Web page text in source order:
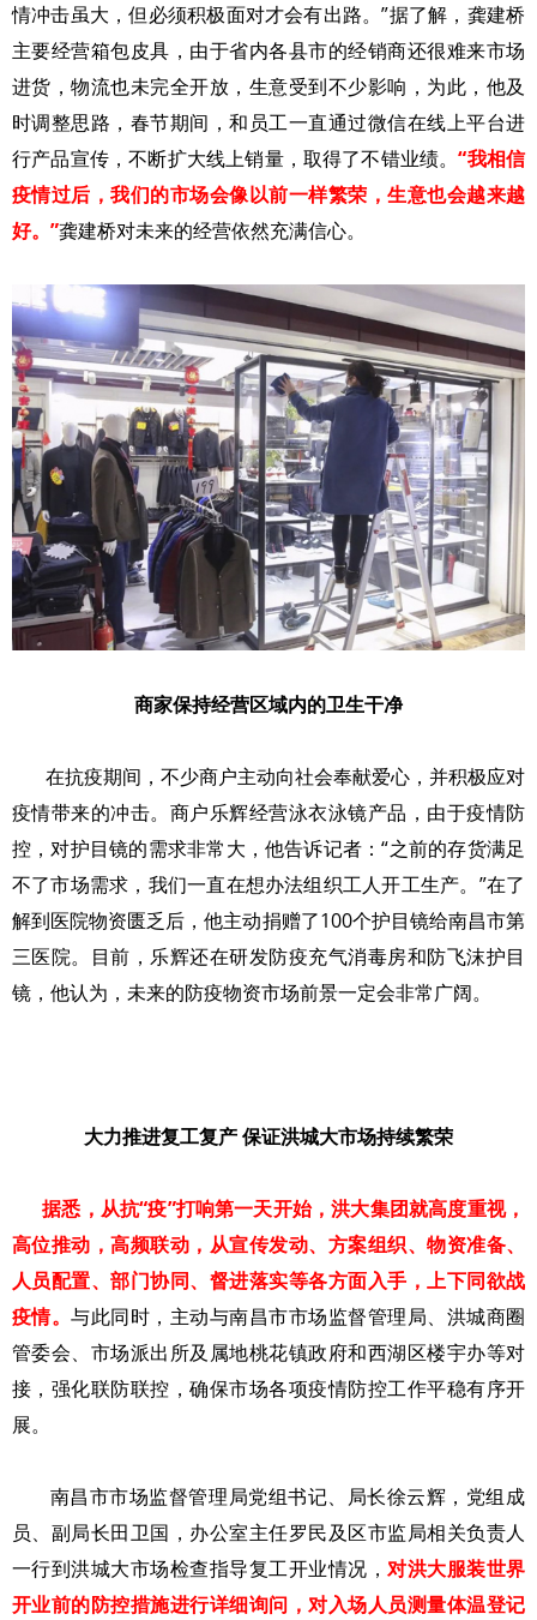
情冲击虽大，但必须积极面对才会有出路。”据了解，龚建桥
主要经营箱包皮具，由于省内各县市的经销商还很难来市场
进货，物流也未完全开放，生意受到不少影响，为此，他及
时调整思路，春节期间，和员工一直通过微信在线上平台进
行产品宣传，不断扩大线上销量，取得了不错业绩。“我相信
疫情过后，我们的市场会像以前一样繁荣，生意也会越来越
好。”龚建桥对未来的经营依然充满信心。
商家保持经营区域内的卫生干净
在抗疫期间，不少商户主动向社会奉献爱心，并积极应对
疫情带来的冲击。商户乐辉经营泳衣泳镜产品，由于疫情防
控，对护目镜的需求非常大，他告诉记者：“之前的存货满足
不了市场需求，我们一直在想办法组织工人开工生产。”在了
解到医院物资匮乏后，他主动捐赠了100个护目镜给南昌市第
三医院。目前，乐辉还在研发防疫充气消毒房和防飞沫护目
镜，他认为，未来的防疫物资市场前景一定会非常广阔。
大力推进复工复产 保证洪城大市场持续繁荣
据悉，从抗“疫”打响第一天开始，洪大集团就高度重视，
高位推动，高频联动，从宣传发动、方案组织、物资准备、
人员配置、部门协同、督进落实等各方面入手，上下同欲战
疫情。与此同时，主动与南昌市市场监督管理局、洪城商圈
管委会、市场派出所及属地桃花镇政府和西湖区楼宇办等对
接，强化联防联控，确保市场各项疫情防控工作平稳有序开
展。
南昌市市场监督管理局党组书记、局长徐云辉，党组成
员、副局长田卫国，办公室主任罗民及区市监局相关负责人
一行到洪城大市场检查指导复工开业情况，对洪大服装世界
开业前的防控措施进行详细询问，对入场人员测量体温登记